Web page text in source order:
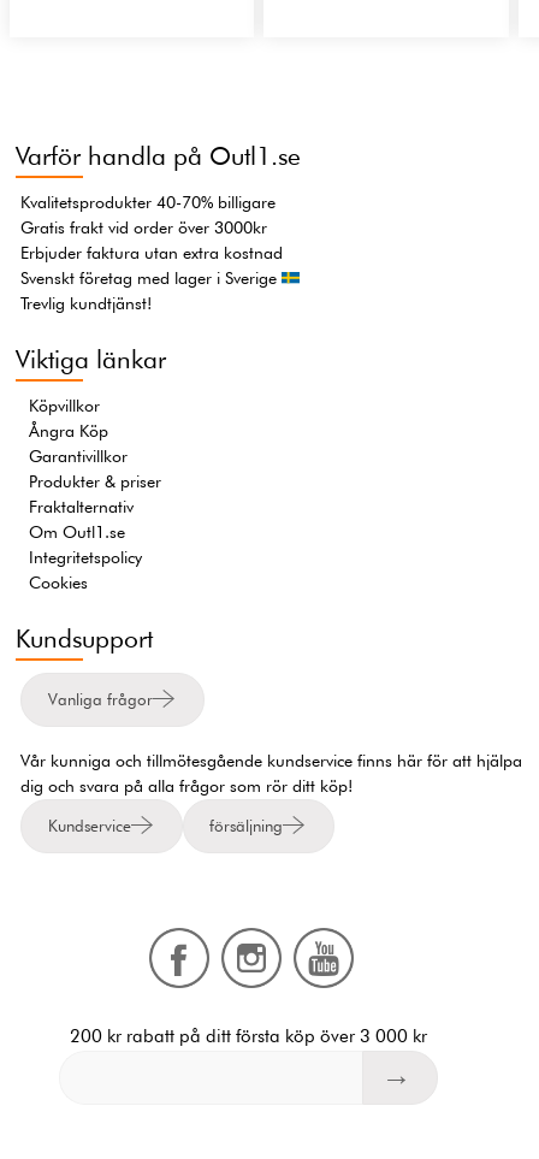
Varför handla på Outl1.se
Kvalitetsprodukter 40-70% billigare
Gratis frakt vid order över 3000kr
Erbjuder faktura utan extra kostnad
Svenskt företag med lager i Sverige
Trevlig kundtjänst!
Viktiga länkar
Köpvillkor
Ångra Köp
Garantivillkor
Produkter & priser
Fraktalternativ
Om Outl1.se
Integritetspolicy
Cookies
Kundsupport
Vanliga frågor
Vår kunniga och tillmötesgående kundservice finns här för att hjälpa
dig och svara på alla frågor som rör ditt köp!
Kundservice försäljning
200 kr rabatt på ditt första köp över 3 000 kr